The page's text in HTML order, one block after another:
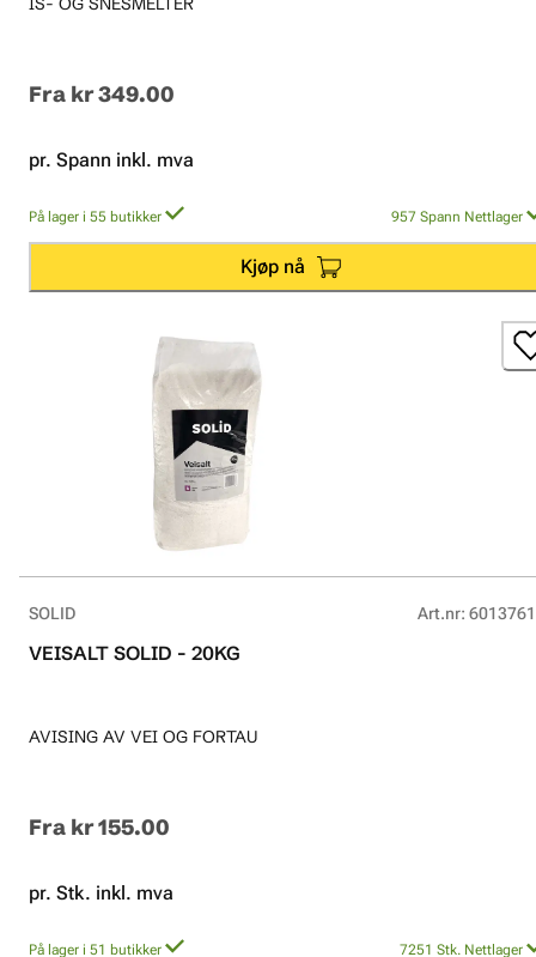
Fra kr 349.00
pr. Spann inkl. mva
På lager i 55 butikker 957 Spann Nettlager
Kjøp nå
SOLID Art.nr:
VEISALT SOLID - 20KG
AVISING AV VEI OG FORTAU
Fra kr 155.00
pr. Stk. inkl. mva
På lager i 51 butikker 7251 Stk. Nettlager